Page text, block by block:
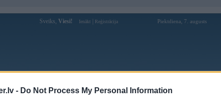
- Do Not Process My Personal Information
Sveiks, Viesi! Ienākt Reģistrācija Piektdiena, 7. augusts
Forums Galerijas Reģistrācija Lietotāji